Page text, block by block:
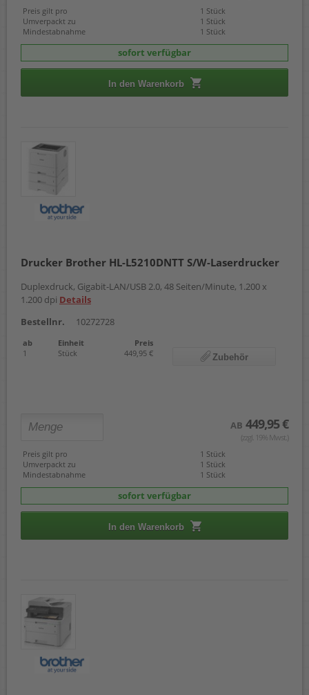
Preis gilt pro
1 Stück
Umverpackt zu
1 Stück
Mindestabnahme
1 Stück
sofort verfügbar
In den Warenkorb
Drucker Brother HL-L5210DNTT S/W-Laserdrucker
Duplexdruck, Gigabit-LAN/USB 2.0, 48 Seiten/Minute, 1.200 x
1.200 dpi Details
Bestellnr.
10272728
ab Einheit
Preis
1
Stück 449,95 € Zubehör
AB 449,95 €
(zzgl. 19% Mwst.)
Preis gilt pro
1 Stück
Umverpackt zu
1 Stück
Mindestabnahme
1 Stück
sofort verfügbar
In den Warenkorb